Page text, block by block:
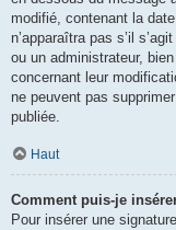
modifié, contenant la
n’apparaîtra pas s’il
ou un administrateur,
concernant leur
ne peuvent pas
publiée.
Haut
Comment puis-je
Pour insérer une